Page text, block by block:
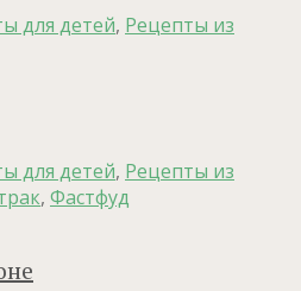
для детей, Рецепты из
для детей, Рецепты из
, Фастфуд